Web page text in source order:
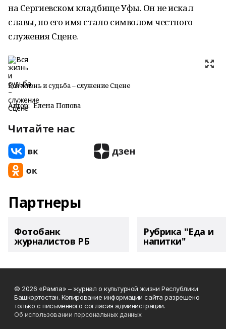
на Сергиевском кладбище Уфы. Он не искал
славы, но его имя стало символом честного
служения Сцене.
Вся жизнь и судьба – служение Сцене
Автор: Елена Попова
Читайте нас
Партнеры
Фотобанк
журналистов РБ
Рубрика "Еда и
напитки"
© 2026 «Рампа» – журнал о культурной жизни Республики
Башкортостан. Копирование информации сайта разрешено
только с письменного согласия администрации.
Об использовании персональных данных